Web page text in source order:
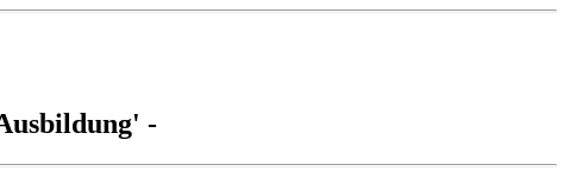
-